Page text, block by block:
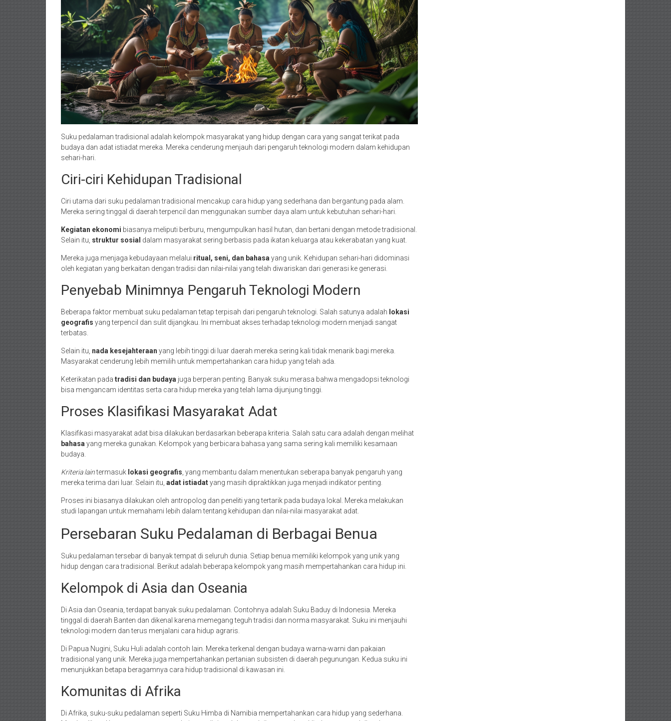
Suku pedalaman tradisional adalah kelompok masyarakat yang hidup dengan cara yang sangat terikat pada
budaya dan adat istiadat mereka. Mereka cenderung menjauh dari pengaruh teknologi modern dalam kehidupan
sehari-hari.
Ciri-ciri Kehidupan Tradisional
Ciri utama dari suku pedalaman tradisional mencakup cara hidup yang sederhana dan bergantung pada alam.
Mereka sering tinggal di daerah terpencil dan menggunakan sumber daya alam untuk kebutuhan sehari-hari.
Kegiatan ekonomi biasanya meliputi berburu, mengumpulkan hasil hutan, dan bertani dengan metode tradisional.
Selain itu, struktur sosial dalam masyarakat sering berbasis pada ikatan keluarga atau kekerabatan yang kuat.
Mereka juga menjaga kebudayaan melalui ritual, seni, dan bahasa yang unik. Kehidupan sehari-hari didominasi
oleh kegiatan yang berkaitan dengan tradisi dan nilai-nilai yang telah diwariskan dari generasi ke generasi.
Penyebab Minimnya Pengaruh Teknologi Modern
Beberapa faktor membuat suku pedalaman tetap terpisah dari pengaruh teknologi. Salah satunya adalah lokasi
geografis yang terpencil dan sulit dijangkau. Ini membuat akses terhadap teknologi modern menjadi sangat
terbatas.
Selain itu, nada kesejahteraan yang lebih tinggi di luar daerah mereka sering kali tidak menarik bagi mereka.
Masyarakat cenderung lebih memilih untuk mempertahankan cara hidup yang telah ada.
Keterikatan pada tradisi dan budaya juga berperan penting. Banyak suku merasa bahwa mengadopsi teknologi
bisa mengancam identitas serta cara hidup mereka yang telah lama dijunjung tinggi.
Proses Klasifikasi Masyarakat Adat
Klasifikasi masyarakat adat bisa dilakukan berdasarkan beberapa kriteria. Salah satu cara adalah dengan melihat
bahasa yang mereka gunakan. Kelompok yang berbicara bahasa yang sama sering kali memiliki kesamaan
budaya.
Kriteria laintermasuk lokasi geografis , yang membantu dalam menentukan seberapa banyak pengaruh yang
mereka terima dari luar. Selain itu, adat istiadatyang masih dipraktikkan juga menjadi indikator penting.
Proses ini biasanya dilakukan oleh antropolog dan peneliti yang tertarik pada budaya lokal. Mereka melakukan
studi lapangan untuk memahami lebih dalam tentang kehidupan dan nilai-nilai masyarakat adat.
Persebaran Suku Pedalaman di Berbagai Benua
Suku pedalaman tersebar di banyak tempat di seluruh dunia. Setiap benua memiliki kelompok yang unik yang
hidup dengan cara tradisional. Berikut adalah beberapa kelompok yang masih mempertahankan cara hidup ini.
Kelompok di Asia dan Oseania
Di Asia dan Oseania, terdapat banyak suku pedalaman. Contohnya adalah Suku Baduy di Indonesia. Mereka
tinggal di daerah Banten dan dikenal karena memegang teguh tradisi dan norma masyarakat. Suku ini menjauhi
teknologi modern dan terus menjalani cara hidup agraris.
Di Papua Nugini, Suku Huli adalah contoh lain. Mereka terkenal dengan budaya warna-warni dan pakaian
tradisional yang unik. Mereka juga mempertahankan pertanian subsisten di daerah pegunungan. Kedua suku ini
menunjukkan betapa beragamnya cara hidup tradisional di kawasan ini.
Komunitas di Afrika
Di Afrika, suku-suku pedalaman seperti Suku Himba di Namibia mempertahankan cara hidup yang sederhana.